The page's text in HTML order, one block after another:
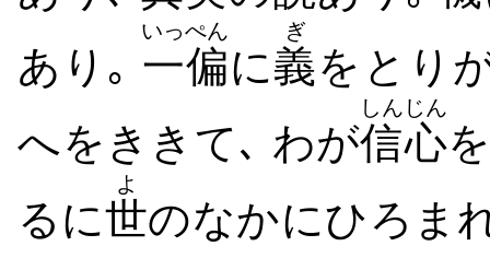
あり｡ 一偏
いっぺん
に義
ぎ
を​とり
へ​を​きき​て､ わが信心
しんじん
るに世
よ
の​なか​に​ひろま